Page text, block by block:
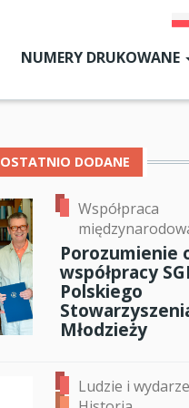
NUMERY DRUKOWANE
Aktualny numer
OSTATNIO DODANE
Współpraca
Porozumienie
współpracy
Polskiego
Młodzieży
Ludzie i